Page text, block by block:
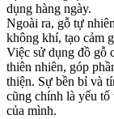
dụng hàng ngày.
Ngoài ra, gỗ tự
không khí, tạo cảm
Việc sử dụng đồ gỗ
thiên nhiên, góp
thiện. Sự bền bỉ và
cũng chính là yếu
của mình.